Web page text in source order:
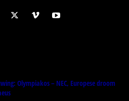
Olympiakos – NEC, Europese droom